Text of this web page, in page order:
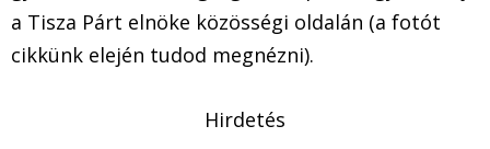
a Tisza Párt elnöke közösségi oldalán (a fotót
cikkünk elején tudod megnézni).
Hirdetés